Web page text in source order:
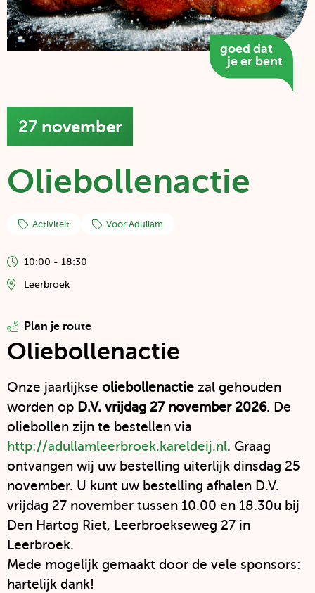
Oliebollenactie
Datum
van
het
evenement:
27 november
Activiteit Voor Adullam
10:00 - 18:30
Leerbroek
Plan je routeDoor
op
deze
te
klikken
open
je
een
nieuw
tabblad
Pay
off
in
goed dat
je er bent
Oliebollenactie
Onze jaarlijkse oliebollenactie zal gehouden
worden op D.V. vrijdag 27 november 2026. De
oliebollen zijn te bestellen via
http://adullamleerbroek.kareldeij.nl. Graag
ontvangen wij uw bestelling uiterlijk dinsdag 25
november. U kunt uw bestelling afhalen D.V.
vrijdag 27 november tussen 10.00 en 18.30u bij
Den Hartog Riet, Leerbroekseweg 27 in
Leerbroek.
Mede mogelijk gemaakt door de vele sponsors:
hartelijk dank!